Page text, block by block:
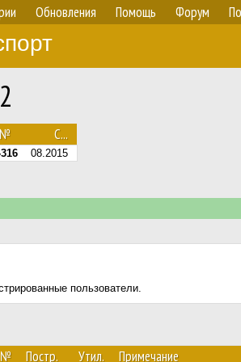
Обновления Помощь Форум
С...
08.2015
пользователи.
Постр. Утил. Примечание